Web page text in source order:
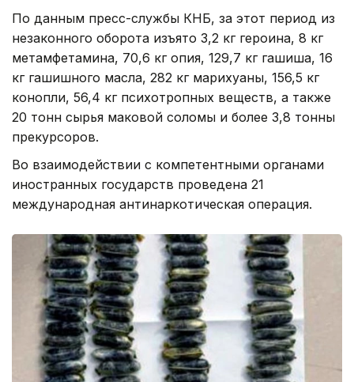
По данным пресс-службы КНБ, за этот период из
незаконного оборота изъято 3,2 кг героина, 8 кг
метамфетамина, 70,6 кг опия, 129,7 кг гашиша, 16
кг гашишного масла, 282 кг марихуаны, 156,5 кг
конопли, 56,4 кг психотропных веществ, а также
20 тонн сырья маковой соломы и более 3,8 тонны
прекурсоров.
Во взаимодействии с компетентными органами
иностранных государств проведена 21
международная антинаркотическая операция.